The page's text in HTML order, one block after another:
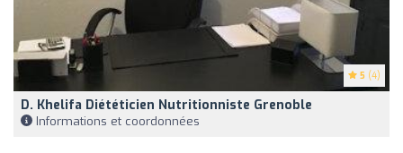
5 (4)
D. Khelifa Diététicien Nutritionniste Grenoble
Informations et coordonnées